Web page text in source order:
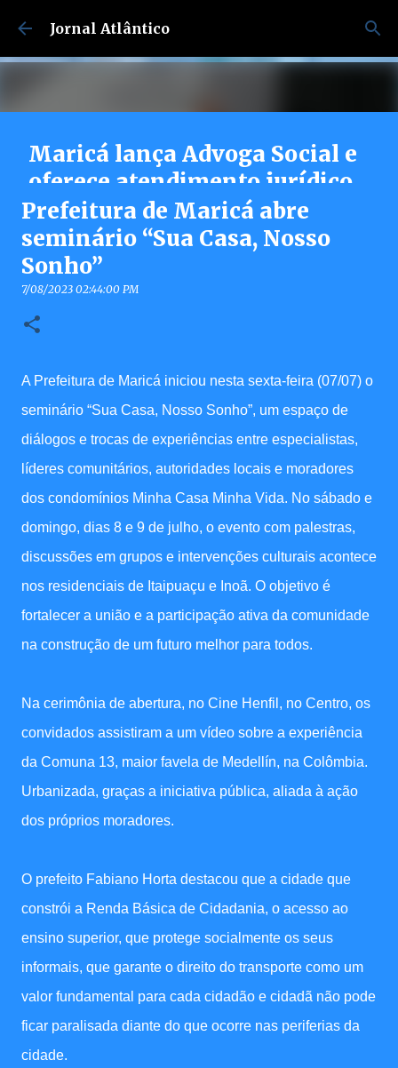
Pular para o conteúdo principal
Jornal Atlântico
Maricá lança Advoga Social e
oferece atendimento jurídico
gratuito e online 24h para
moradores
7/30/2026 04:53:00 PM
0
Prefeitura de Maricá abre
seminário “Sua Casa, Nosso
Sonho”
7/08/2023 02:44:00 PM
A Prefeitura de Maricá iniciou nesta sexta-feira (07/07) o
seminário “Sua Casa, Nosso Sonho”, um espaço de
diálogos e trocas de experiências entre especialistas,
líderes comunitários, autoridades locais e moradores
dos condomínios Minha Casa Minha Vida. No sábado e
domingo, dias 8 e 9 de julho, o evento com palestras,
discussões em grupos e intervenções culturais acontece
nos residenciais de Itaipuaçu e Inoã. O objetivo é
fortalecer a união e a participação ativa da comunidade
na construção de um futuro melhor para todos.
Na cerimônia de abertura, no Cine Henfil, no Centro, os
convidados assistiram a um vídeo sobre a experiência
da Comuna 13, maior favela de Medellín, na Colômbia.
Urbanizada, graças a iniciativa pública, aliada à ação
dos próprios moradores.
O prefeito Fabiano Horta destacou que a cidade que
constrói a Renda Básica de Cidadania, o acesso ao
ensino superior, que protege socialmente os seus
informais, que garante o direito do transporte como um
valor fundamental para cada cidadão e cidadã não pode
ficar paralisada diante do que ocorre nas periferias da
cidade.